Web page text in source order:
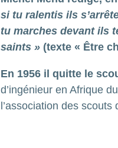
si tu ralentis ils
tu marches devant ils
saints » (texte « Être
En 1956 il quitte le
d’ingénieur en Afrique
l’association des